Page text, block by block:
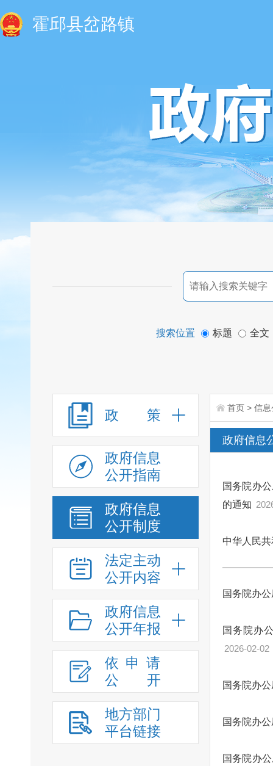
霍邱县岔路镇
搜索位置 标题 全文
政 策
政府信息
公开指南
政府信息
公开制度
法定主动
公开内容
政府信息
公开年报
依申请
公
开
地方部门
平台链接
首页 > 信息
政府信息
国务院办
的通知
中华人民
国务院办
国务院办
2026-02-02
国务院办
国务院办
国务院办